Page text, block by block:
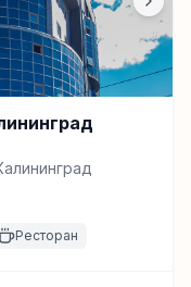
Ресторан